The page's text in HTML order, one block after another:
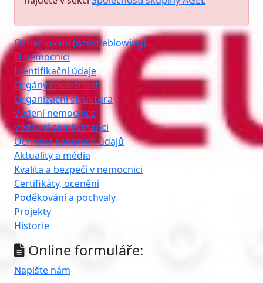
Oznamování (whistleblowing)
O nemocnici
Identifikační údaje
Orgány společnosti
Organizační struktura
Vedení nemocnice
Vedoucí zaměstnanci
Ochrana osobních údajů
Aktuality a média
Kvalita a bezpečí v nemocnici
Certifikáty, ocenění
Poděkování a pochvaly
Projekty
Historie
Online formuláře:
Napište nám